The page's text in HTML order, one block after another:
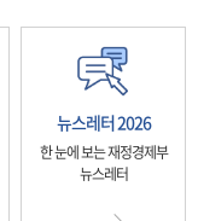
뉴스레터 2026
한 눈에 보는 재정경제부
뉴스레터